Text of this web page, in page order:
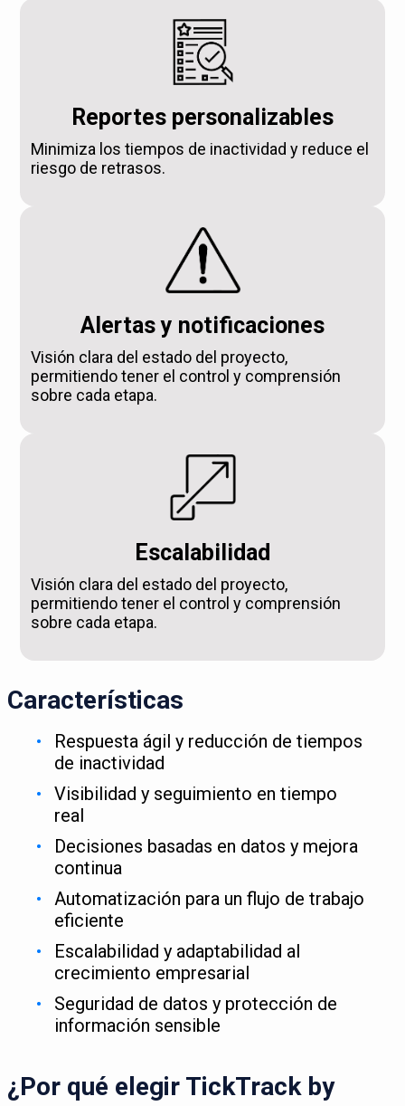
Reportes personalizables
Minimiza los tiempos de inactividad y reduce el
riesgo de retrasos.
Alertas y notificaciones
Visión clara del estado del proyecto,
permitiendo tener el control y comprensión
sobre cada etapa.
Escalabilidad
Visión clara del estado del proyecto,
permitiendo tener el control y comprensión
sobre cada etapa.
Características
Respuesta ágil y reducción de tiempos
de inactividad
Visibilidad y seguimiento en tiempo
real
Decisiones basadas en datos y mejora
continua
Automatización para un flujo de trabajo
eficiente
Escalabilidad y adaptabilidad al
crecimiento empresarial
Seguridad de datos y protección de
información sensible
¿Por qué elegir TickTrack by